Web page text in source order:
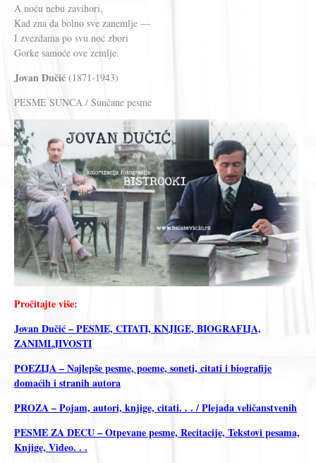
A noću nebu zavihori,
Kad zna da bolno sve zanemlje —
I zvezdama po svu noć zbori
Gorke samoće ove zemlje.
Jovan Dučić (1871-1943)
PESME SUNCA / Sunčane pesme
Pročitajte više:
Jovan Dučić – PESME, CITATI, KNJIGE, BIOGRAFIJA,
ZANIMLJIVOSTI
POEZIJA – Najlepše pesme, poeme, soneti, citati i biografije
domaćih i stranih autora
PROZA – Pojam, autori, knjige, citati. . . / Plejada veličanstvenih
PESME ZA DECU – Otpevane pesme, Recitacije, Tekstovi pesama,
Knjige, Video. . .